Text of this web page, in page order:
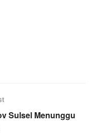
Sulsel Menunggu